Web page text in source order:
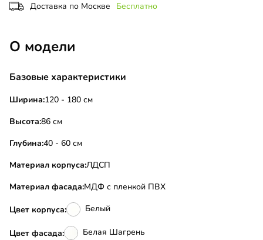
Доставка по Москве Бесплатно
О модели
Базовые характеристики
Ширина:120 - 180 см
Высота:86 см
Глубина:40 - 60 см
Материал корпуса:ЛДСП
Материал фасада:МДФ с пленкой ПВХ
Цвет корпуса: Белый
Цвет фасада: Белая Шагрень